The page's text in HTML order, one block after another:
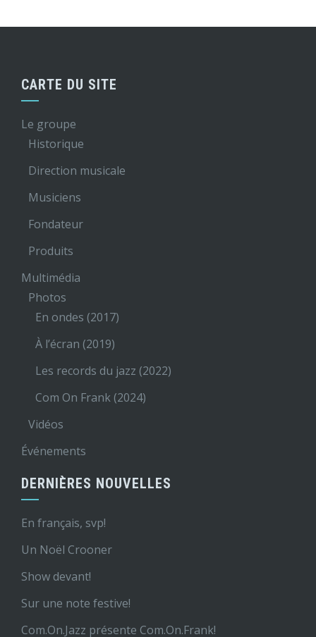
CARTE DU SITE
Le groupe
Historique
Direction musicale
Musiciens
Fondateur
Produits
Multimédia
Photos
En ondes (2017)
À l’écran (2019)
Les records du jazz (2022)
Com On Frank (2024)
Vidéos
Événements
DERNIÈRES NOUVELLES
En français, svp!
Un Noël Crooner
Show devant!
Sur une note festive!
Com.On.Jazz présente Com.On.Frank!